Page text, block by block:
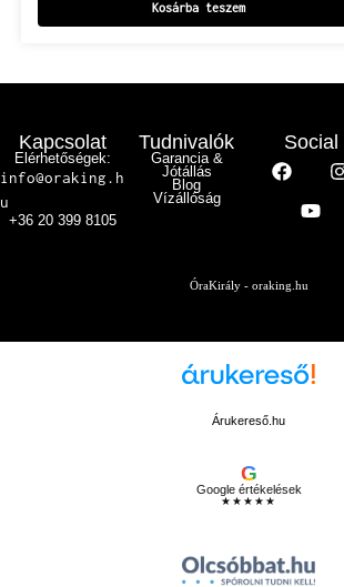
Kosárba teszem
Kapcsolat
Elérhetőségek:
info@oraking.h
u
+36 20 399 8105
Tudnivalók
Garancia &
Jótállás
Blog
Vízállóság
Social
ÓraKirály - oraking.hu
Árukereső.hu
G
Google értékelések
★★★★★